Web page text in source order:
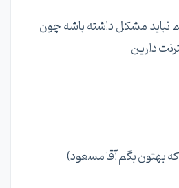
نباید مشکل داشته باشه چون
دارین
بهتون بگم آقا مسعود)